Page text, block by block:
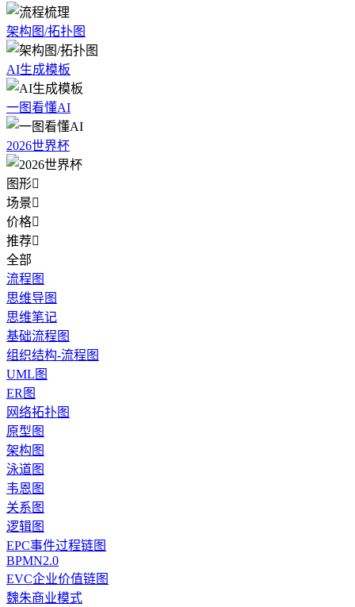
架构图/拓扑图
AI生成模板
一图看懂AI
2026世界杯
图形
场景
价格
推荐
全部
流程图
思维导图
思维笔记
基础流程图
组织结构-流程图
UML图
ER图
网络拓扑图
原型图
架构图
泳道图
韦恩图
关系图
逻辑图
EPC事件过程链图
BPMN2.0
EVC企业价值链图
魏朱商业模式